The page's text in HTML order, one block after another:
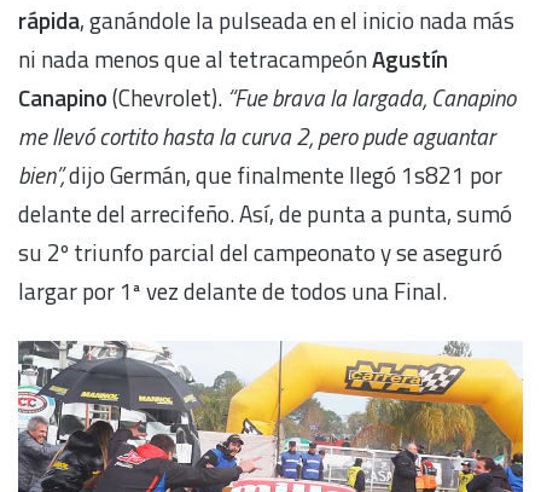
rápida, ganándole la pulseada en el inicio nada más
ni nada menos que al tetracampeónAgustín
Canapino(Chevrolet). “Fue brava la largada, Canapino
me llevó cortito hasta la curva 2, pero pude aguantar
bien”,dijo Germán, que finalmente llegó 1s821 por
delante del arrecifeño. Así, de punta a punta, sumó
su 2º triunfo parcial del campeonato y se aseguró
largar por 1ª vez delante de todos una Final.